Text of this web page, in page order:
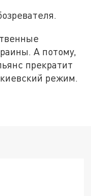
А потому,
прекратит
режим.